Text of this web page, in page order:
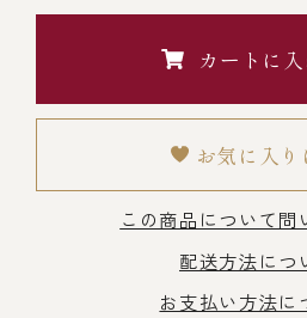
冷凍商品一覧
常温商品一覧
伊勢海老料理一覧
カートに入
お気に入り
この商品について問
配送方法につ
お支払い方法に